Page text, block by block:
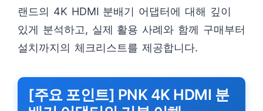
랜드의 4K HDMI 분배기 어댑터에 대해 깊이
있게 분석하고, 실제 활용 사례와 함께 구매부터
설치까지의 체크리스트를 제공합니다.
[주요 포인트] PNK 4K HDMI 분